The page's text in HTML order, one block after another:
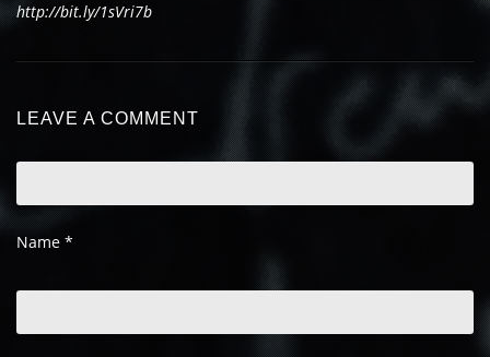
http://bit.ly/1sVri7b
LEAVE A COMMENT
Name *